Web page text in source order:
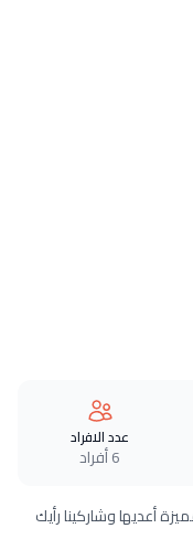
عدد الافراد
6 أفراد
أعديها وشاركينا رأيك